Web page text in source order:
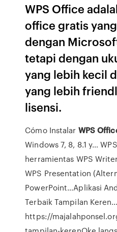
WPS Office
office gratis
dengan
tetapi dengan
yang lebih kecil
yang lebih
lisensi.
Cómo Instalar WPS
Windows 7, 8, 8.1 y…
herramientas WPS
WPS Presentation
PowerPoint…Aplikasi
Terbaik Tampilan Keren…
https://